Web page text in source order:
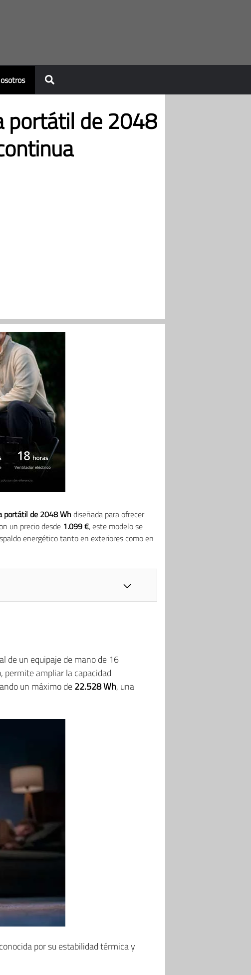
portátil de 2048
portátil de 2048 Wh diseñada para ofrecer
un precio desde 1.099 €, este modelo se
energético tanto en exteriores como en
de un equipaje de mano de 16
ampliar la capacidad
un máximo de22.528 Wh, una
por su estabilidad térmica y